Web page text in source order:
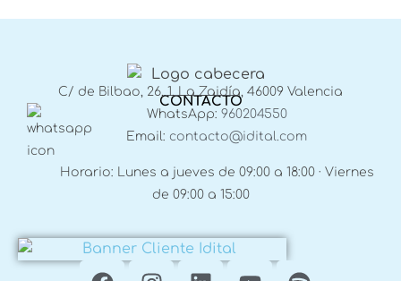
CONTACTO
C/ de Bilbao, 26, 1, La Zaidía, 46009 Valencia
WhatsApp: 960204550
Email: contacto@idital.com
Horario: Lunes a jueves de 09:00 a 18:00 · Viernes
de 09:00 a 15:00